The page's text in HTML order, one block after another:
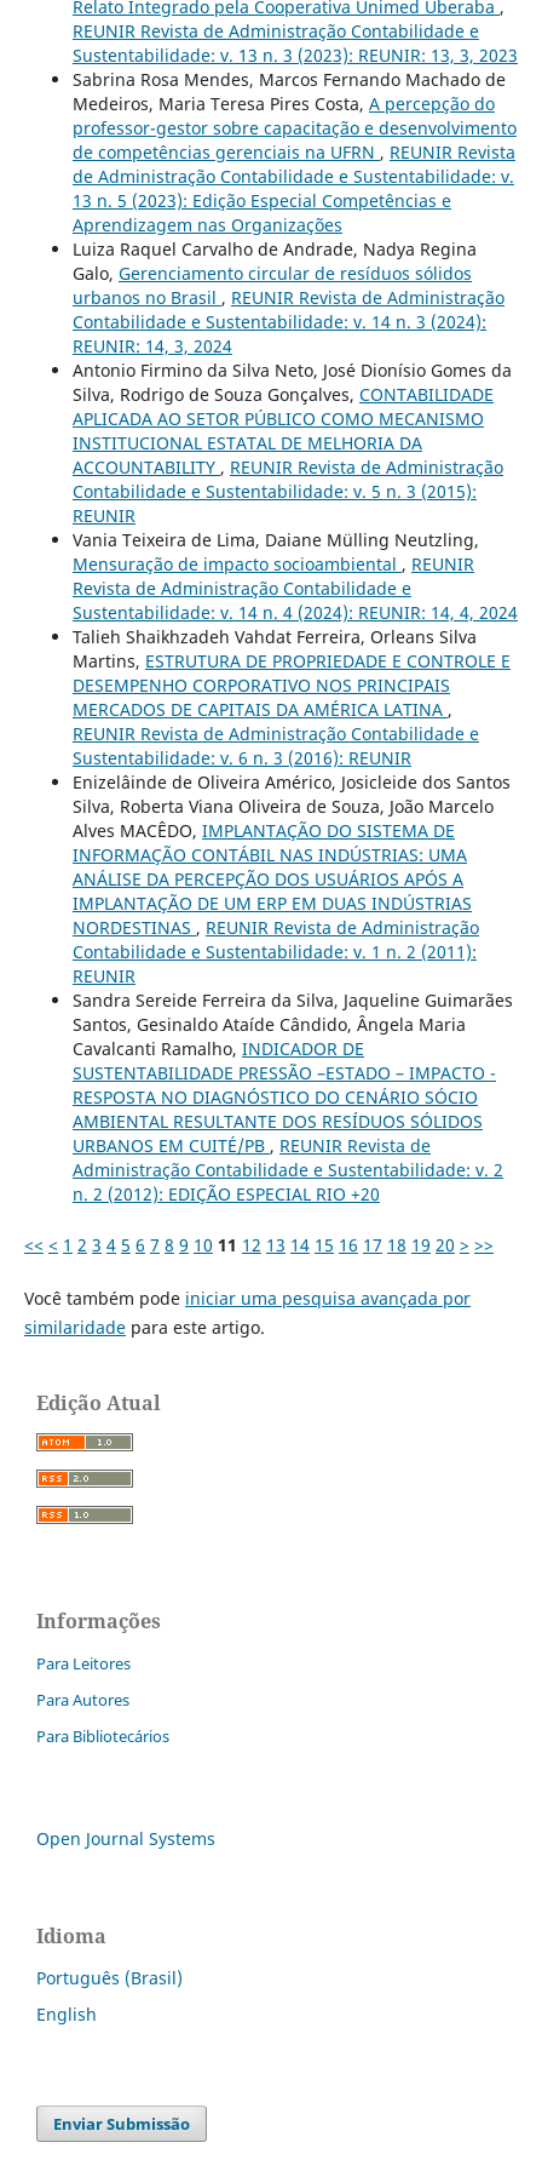
Relato Integrado pela Cooperativa Unimed Uberaba ,
REUNIR Revista de Administração Contabilidade e
Sustentabilidade: v. 13 n. 3 (2023): REUNIR: 13, 3, 2023
Sabrina Rosa Mendes, Marcos Fernando Machado de
Medeiros, Maria Teresa Pires Costa, A percepção do
professor-gestor sobre capacitação e desenvolvimento
de competências gerenciais na UFRN , REUNIR Revista
de Administração Contabilidade e Sustentabilidade: v.
13 n. 5 (2023): Edição Especial Competências e
Aprendizagem nas Organizações
Luiza Raquel Carvalho de Andrade, Nadya Regina
Galo, Gerenciamento circular de resíduos sólidos
urbanos no Brasil , REUNIR Revista de Administração
Contabilidade e Sustentabilidade: v. 14 n. 3 (2024):
REUNIR: 14, 3, 2024
Antonio Firmino da Silva Neto, José Dionísio Gomes da
Silva, Rodrigo de Souza Gonçalves, CONTABILIDADE
APLICADA AO SETOR PÚBLICO COMO MECANISMO
INSTITUCIONAL ESTATAL DE MELHORIA DA
ACCOUNTABILITY , REUNIR Revista de Administração
Contabilidade e Sustentabilidade: v. 5 n. 3 (2015):
REUNIR
Vania Teixeira de Lima, Daiane Mülling Neutzling,
Mensuração de impacto socioambiental , REUNIR
Revista de Administração Contabilidade e
Sustentabilidade: v. 14 n. 4 (2024): REUNIR: 14, 4, 2024
Talieh Shaikhzadeh Vahdat Ferreira, Orleans Silva
Martins, ESTRUTURA DE PROPRIEDADE E CONTROLE E
DESEMPENHO CORPORATIVO NOS PRINCIPAIS
MERCADOS DE CAPITAIS DA AMÉRICA LATINA ,
REUNIR Revista de Administração Contabilidade e
Sustentabilidade: v. 6 n. 3 (2016): REUNIR
Enizelâinde de Oliveira Américo, Josicleide dos Santos
Silva, Roberta Viana Oliveira de Souza, João Marcelo
Alves MACÊDO, IMPLANTAÇÃO DO SISTEMA DE
INFORMAÇÃO CONTÁBIL NAS INDÚSTRIAS: UMA
ANÁLISE DA PERCEPÇÃO DOS USUÁRIOS APÓS A
IMPLANTAÇÃO DE UM ERP EM DUAS INDÚSTRIAS
NORDESTINAS , REUNIR Revista de Administração
Contabilidade e Sustentabilidade: v. 1 n. 2 (2011):
REUNIR
Sandra Sereide Ferreira da Silva, Jaqueline Guimarães
Santos, Gesinaldo Ataíde Cândido, Ângela Maria
Cavalcanti Ramalho, INDICADOR DE
SUSTENTABILIDADE PRESSÃO –ESTADO – IMPACTO -
RESPOSTA NO DIAGNÓSTICO DO CENÁRIO SÓCIO
AMBIENTAL RESULTANTE DOS RESÍDUOS SÓLIDOS
URBANOS EM CUITÉ/PB , REUNIR Revista de
Administração Contabilidade e Sustentabilidade: v. 2
n. 2 (2012): EDIÇÃO ESPECIAL RIO +20
<< < 1 2 3 4 5 6 7 8 9 10 11 12 13 14 15 16 17 18 19 20 > >>
Você também pode iniciar uma pesquisa avançada por
similaridadepara este artigo.
Edição Atual
Informações
Para Leitores
Para Autores
Para Bibliotecários
Open Journal Systems
Idioma
Português (Brasil)
English
Enviar Submissão